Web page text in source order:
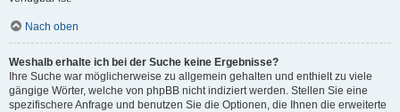
Nach oben
Weshalb erhalte ich bei der Suche keine Ergebnisse?
Ihre Suche war möglicherweise zu allgemein gehalten und enthielt zu viele
gängige Wörter, welche von phpBB nicht indiziert werden. Stellen Sie eine
spezifischere Anfrage und benutzen Sie die Optionen, die Ihnen die erweiterte